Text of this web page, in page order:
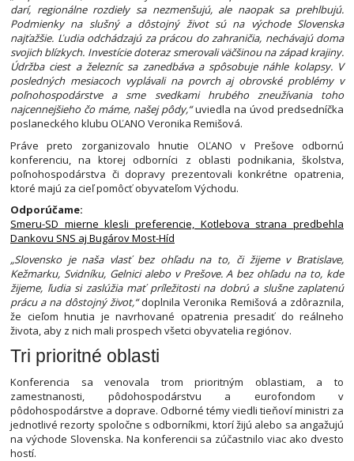
darí, regionálne rozdiely sa nezmenšujú, ale naopak sa prehlbujú.
Podmienky na slušný a dôstojný život sú na východe Slovenska
najťažšie. Ľudia odchádzajú za prácou do zahraničia, nechávajú doma
svojich blízkych. Investície doteraz smerovali väčšinou na západ krajiny.
Údržba ciest a železníc sa zanedbáva a spôsobuje náhle kolapsy. V
posledných mesiacoch vyplávali na povrch aj obrovské problémy v
poľnohospodárstve a sme svedkami hrubého zneužívania toho
najcennejšieho čo máme, našej pôdy,“uviedla na úvod predsedníčka
poslaneckého klubu OĽANO Veronika Remišová.
Práve preto zorganizovalo hnutie OĽANO v Prešove odbornú
konferenciu, na ktorej odborníci z oblasti podnikania, školstva,
poľnohospodárstva či dopravy prezentovali konkrétne opatrenia,
ktoré majú za cieľ pomôcť obyvateľom Východu.
Odporúčame:
Smeru-SD mierne klesli preferencie, Kotlebova strana predbehla
Dankovu SNS aj Bugárov Most-Híd
„Slovensko je naša vlasť bez ohľadu na to, či žijeme v Bratislave,
Kežmarku, Svidníku, Gelnici alebo v Prešove. A bez ohľadu na to, kde
žijeme, ľudia si zaslúžia mať príležitosti na dobrú a slušne zaplatenú
prácu a na dôstojný život,“doplnila Veronika Remišová a zdôraznila,
že cieľom hnutia je navrhované opatrenia presadiť do reálneho
života, aby z nich mali prospech všetci obyvatelia regiónov.
Tri prioritné oblasti
Konferencia sa venovala trom prioritným oblastiam, a to
zamestnanosti, pôdohospodárstvu a eurofondom v
pôdohospodárstve a doprave. Odborné témy viedli tieňoví ministri za
jednotlivé rezorty spoločne s odborníkmi, ktorí žijú alebo sa angažujú
na východe Slovenska. Na konferencii sa zúčastnilo viac ako dvesto
hostí.